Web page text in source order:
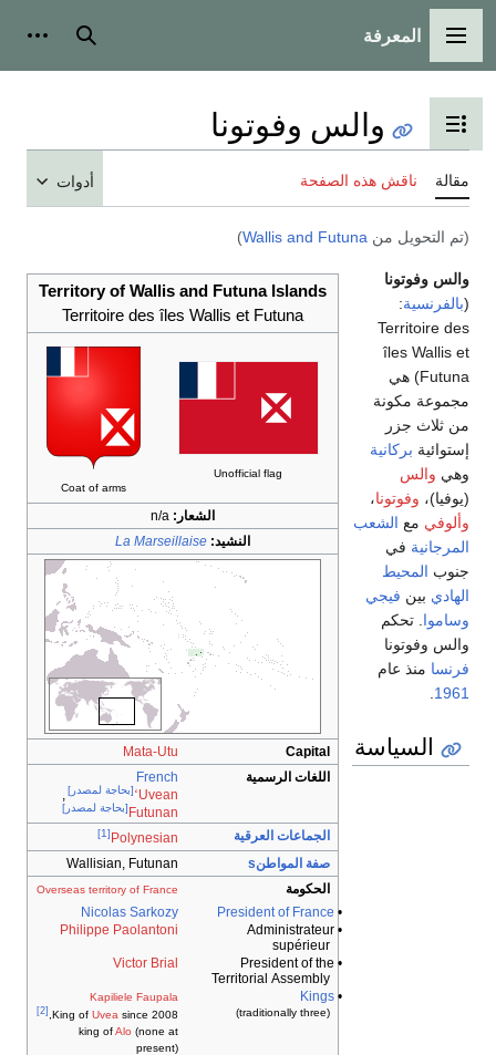
القائمة الرئيسية
المعرفة بحث
تبديل عرض جدول المحتويات
والس وفوتونا
مقالة ناقش هذه الصفحة أدوات
(تم التحويل من Wallis and Futuna
)
Territory of Wallis and Futuna Islands
Territoire des îles Wallis et Futuna
Unofficial flag
Coat of arms
الشعار: n/a
النشيد: La Marseillaise
Capital
Mata-Utu
اللغات الرسمية
French
ʻUvean [بحاجة لمصدر] ,
Futunan [بحاجة لمصدر]
الجماعات العرقية Polynesian
[1]
صفة المواطنs
Wallisian, Futunan
الحكومة
Overseas territory of France
•
President of France
Nicolas Sarkozy
• Administrateur
supérieur
Philippe Paolantoni
• President of the
Territorial Assembly
Victor Brial
•
Kings
(traditionally three)
Kapiliele Faupala
King of Uvea since 2008,
[2]
king ofAlo (none at
present)
والس وفوتونا
(بالفرنسية:
Territoire des
îles Wallis et
Futuna) هي
مجموعة مكونة
من ثلاث جزر
إستوائية بركانية
وهي والس
(يوفيا)، وفوتونا،
وألوفي مع الشعب
المرجانية في
جنوب المحيط
الهادي بين فيجي
وساموا . تحكم
والس وفوتونا
فرنسا منذ عام
1961
السياسة